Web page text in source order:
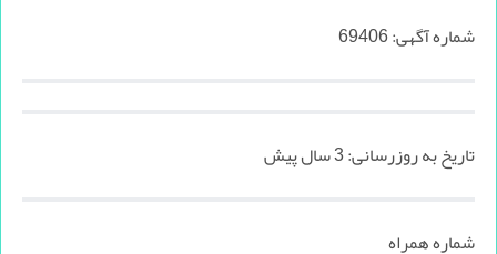
شماره آگهی:69406
تاریخ به روزرسانی:3 سال پیش
شماره همراه